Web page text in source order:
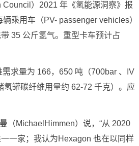
）2021 年《氢能源洞察》报
乘用车（PV- passenger vehicles）
35 公斤氢气。重型卡车预计占
求量为 166，650 吨（700bar 、IV
罐碳纤维用量约 62-72 千克）。应
（MichaelHimmen）说，“从 2020
一家；我认为Hexagon 也在以同样